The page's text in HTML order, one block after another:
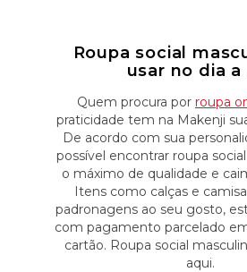
Roupa social
usar no dia a
Quem procura por roupa
praticidade tem na Makenji
De acordo com sua
possível encontrar roupa
o máximo de qualidade e
Itens como calças e
padronagens ao seu gosto,
com pagamento parcelado
cartão. Roupa social
aqui.